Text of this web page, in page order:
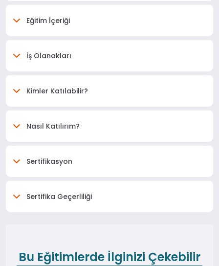
Eğitim İçeriği
İş Olanakları
Kimler Katılabilir?
Nasıl Katılırım?
Sertifikasyon
Sertifika Geçerliliği
Bu Eğitimlerde İlginizi Çekebilir